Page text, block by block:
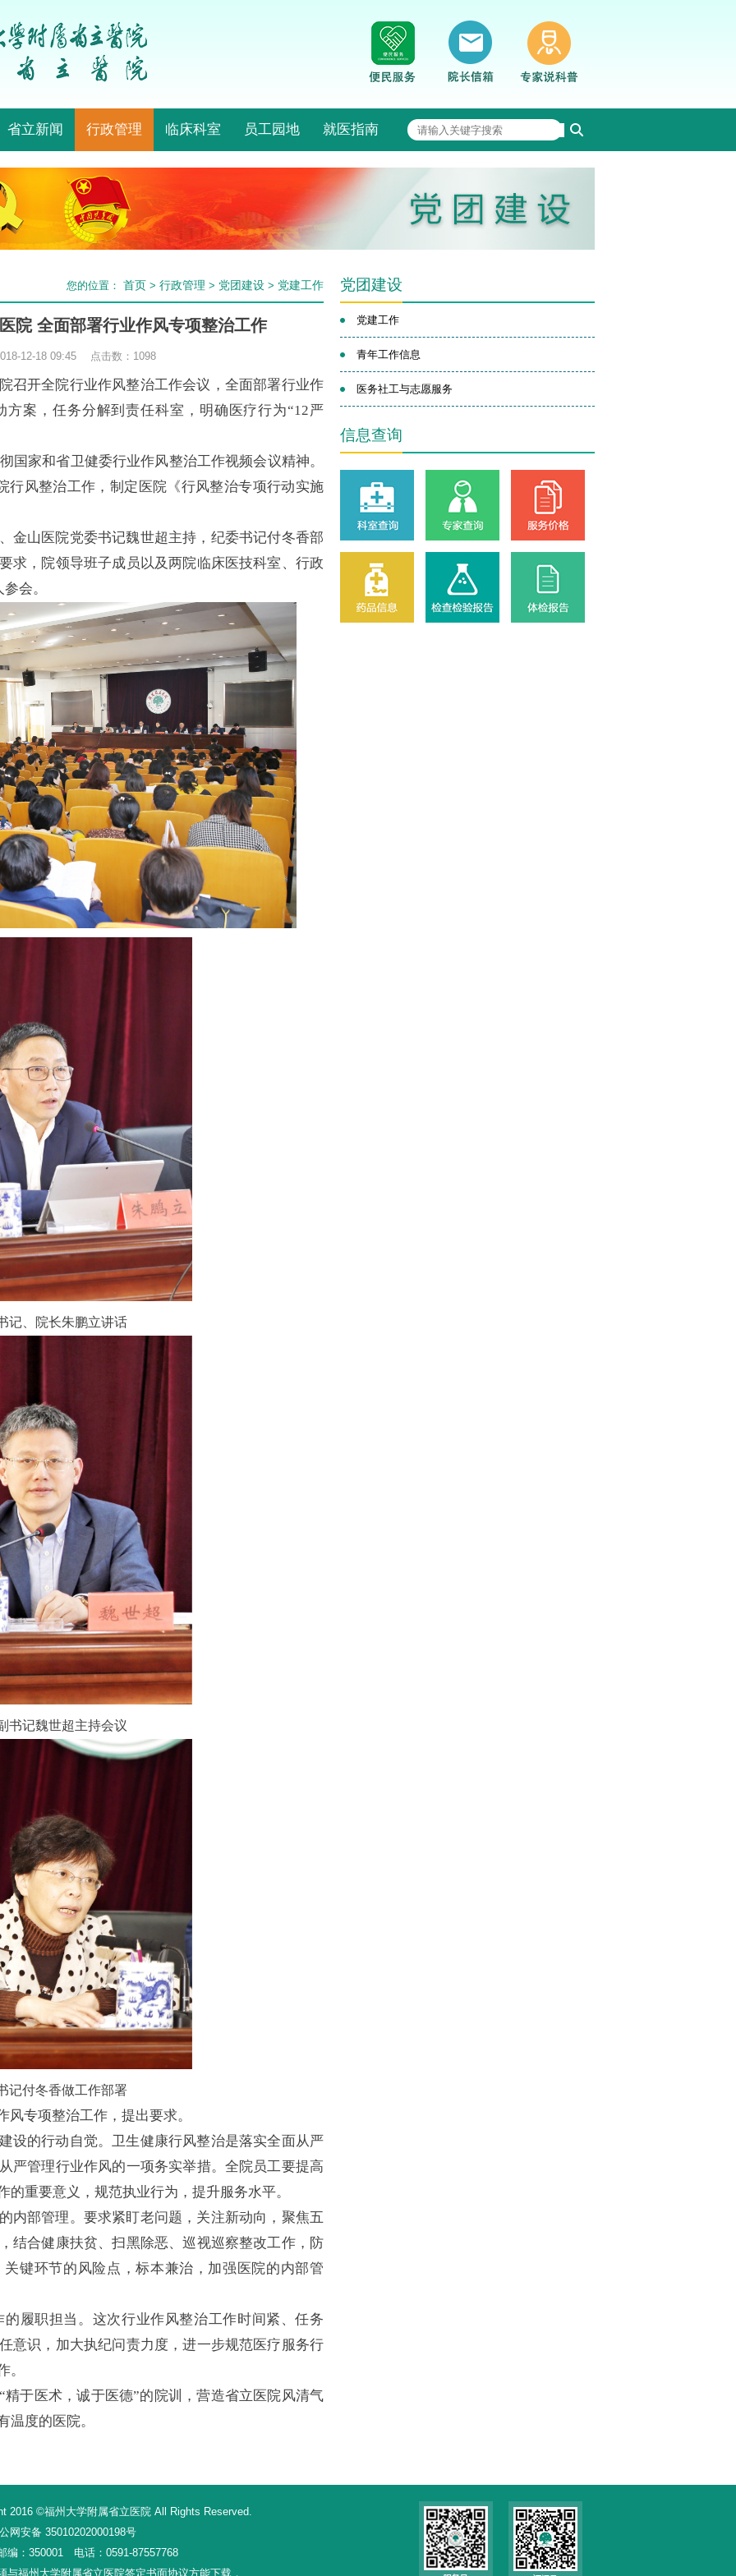
省立新闻 行政管理 临床科室 员工园地 就医指南
您的位置： 首页 > 行政管理 > 党团建设 > 党建工作
院 全面部署行业作风专项整治工作
12-18 09:45 点击数： 1098
开全院行业作风整治工作会议，全面部署行业作
案，任务分解到责任科室，明确医疗行为“12严
家和省卫健委行业作风整治工作视频会议精神。
行风整治工作，制定医院《行风整治专项行动实施
山医院党委书记魏世超主持，纪委书记付冬香部
求，院领导班子成员以及两院临床医技科室、行政
会。
记、院长朱鹏立讲话
书记魏世超主持会议
记付冬香做工作部署
专项整治工作，提出要求。
的行动自觉。卫生健康行风整治是落实全面从严
严管理行业作风的一项务实举措。全院员工要提高
重要意义，规范执业行为，提升服务水平。
部管理。要求紧盯老问题，关注新动向，聚焦五
结合健康扶贫、扫黑除恶、巡视巡察整改工作，防
键环节的风险点，标本兼治，加强医院的内部管
履职担当。这次行业作风整治工作时间紧、任务
意识，加大执纪问责力度，进一步规范医疗服务行
。
于医术，诚于医德”的院训，营造省立医院风清气
温度的医院。
党团建设
党建工作
青年工作信息
医务社工与志愿服务
信息查询
2016 ©福州大学附属省立医院 All Rights Reserved.
网安备 35010202000198号
编：350001 电话：0591-87557768
福州大学附属省立医院签定书面协议方能下载，